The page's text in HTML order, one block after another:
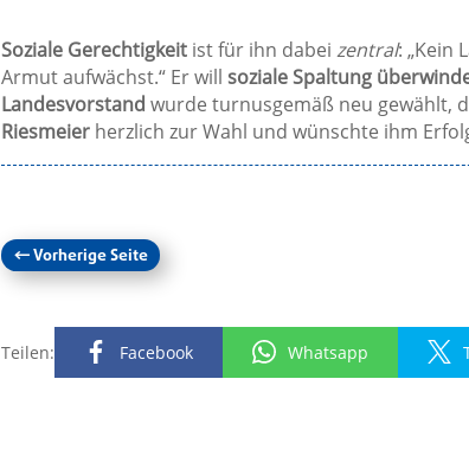
Soziale Gerechtigkeitist für ihn dabei zentral: „Kein
Armut aufwächst.“ Er will soziale Spaltung
Landesvorstand wurde turnusgemäß neu gewählt,
Riesmeierherzlich zur Wahl und wünschte ihm
←Vorherige Seite
Teilen: Facebook Whatsapp